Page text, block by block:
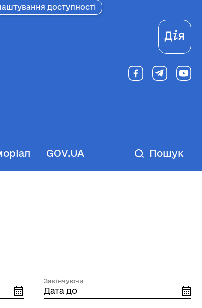
доступності
GOV.UA Пошук
Закінчуючи